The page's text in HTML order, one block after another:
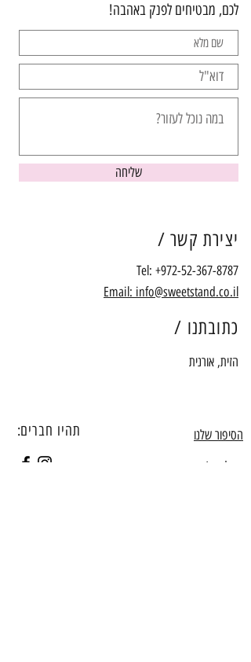
לכם, מבטיחים לפנק באהבה!
שליחה
יצירת קשר /
Tel: +972-52-367-8787
Email: info@sweetstand.co.il
כתובתנו /
הזית, אורנית
תהיו חברים:
הסיפור שלנו
משלוחים/איסוף עצמי